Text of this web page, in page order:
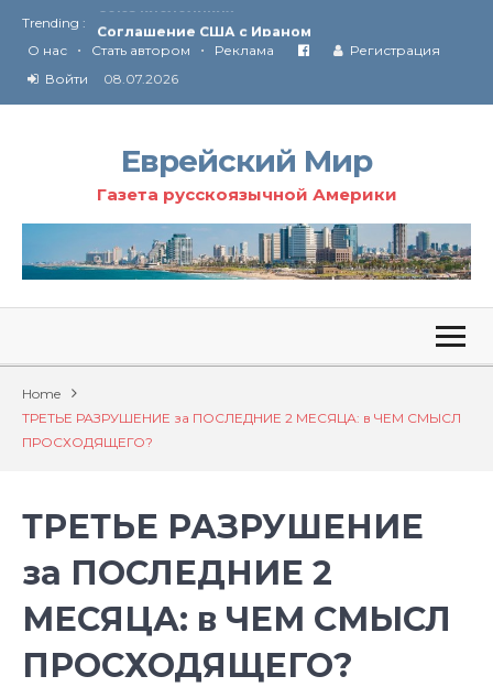
Trending :
Соглашение США с Ираном
Технология Революции в Иране
О нас • Стать автором • Реклама
Регистрация
Войти
08.07.2026
Еврейский Мир
Газета русскоязычной Америки
Home
ТРЕТЬЕ РАЗРУШЕНИЕ за ПОСЛЕДНИЕ 2 МЕСЯЦА: в ЧЕМ СМЫСЛ
ПРОСХОДЯЩЕГО?
ТРЕТЬЕ РАЗРУШЕНИЕ
за ПОСЛЕДНИЕ 2
МЕСЯЦА: в ЧЕМ СМЫСЛ
ПРОСХОДЯЩЕГО?